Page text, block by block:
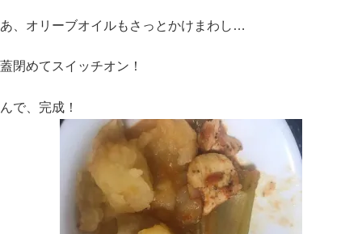
あ、オリーブオイルもさっとかけまわし…
蓋閉めてスイッチオン！
んで、完成！